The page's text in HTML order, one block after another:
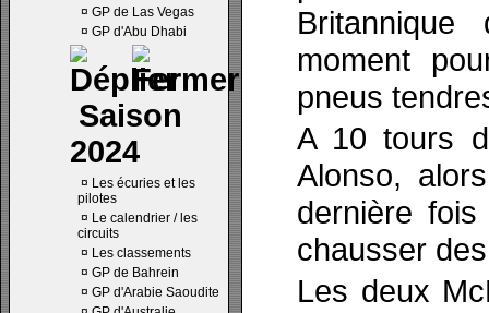
¤ GP de Las Vegas
¤ GP d'Abu Dhabi
Saison
2024
¤ Les écuries et les
pilotes
¤ Le calendrier / les
circuits
¤ Les classements
¤ GP de Bahrein
¤ GP d'Arabie Saoudite
moment
pneus
A 10 tours
Alonso,
dernière
chausser
Les deux